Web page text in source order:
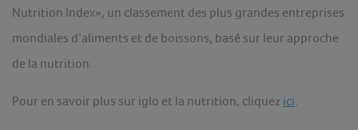
Nutrition Index», un classement des plus grandes entreprises
mondiales d’aliments et de boissons, basé sur leur approche
de la nutrition.
Pour en savoir plus sur iglo et la nutrition, cliquez ici